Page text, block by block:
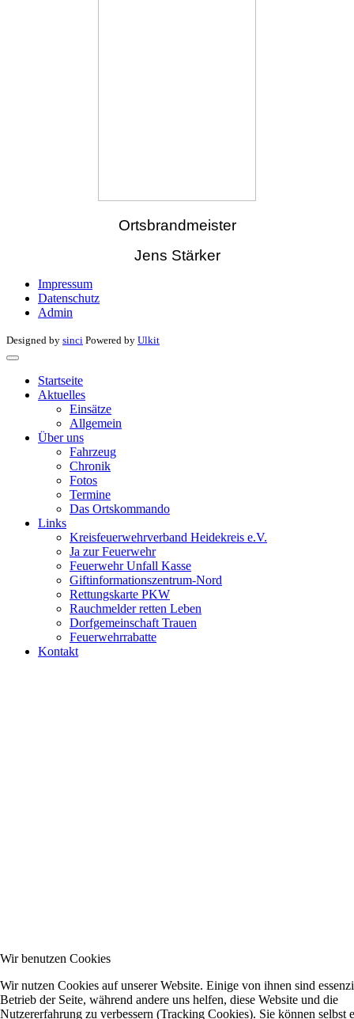
Ortsbrandmeister
Jens Stärker
Impressum
Datenschutz
Admin
Designed by sinci Powered by Ulkit
Startseite
Aktuelles
Einsätze
Allgemein
Über uns
Fahrzeug
Chronik
Fotos
Termine
Das Ortskommando
Links
Kreisfeuerwehrverband Heidekreis e.V.
Ja zur Feuerwehr
Feuerwehr Unfall Kasse
Giftinformationszentrum-Nord
Rettungskarte PKW
Rauchmelder retten Leben
Dorfgemeinschaft Trauen
Feuerwehrrabatte
Kontakt
Wir benutzen Cookies
Wir nutzen Cookies auf unserer Website. Einige von ihnen sind
Betrieb der Seite, während andere uns helfen, diese Website und die
Nutzererfahrung zu verbessern (Tracking Cookies). Sie können selbst